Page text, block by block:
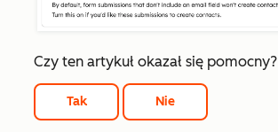
Czy ten artykuł okazał się pomocny?
Tak Nie